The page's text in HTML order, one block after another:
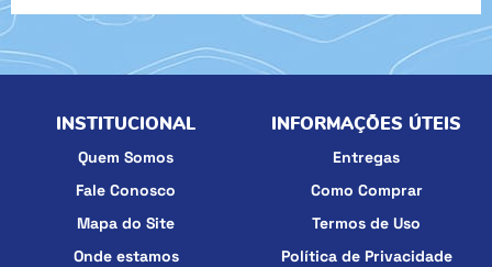
INSTITUCIONAL
Quem Somos
Fale Conosco
Mapa do Site
Onde estamos
INFORMAÇÕES ÚTEIS
Entregas
Como Comprar
Termos de Uso
Política de Privacidade